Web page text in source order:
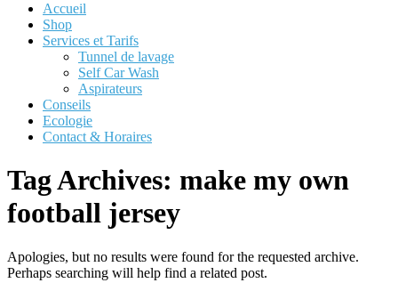
Accueil
Shop
Services et Tarifs
Tunnel de lavage
Self Car Wash
Aspirateurs
Conseils
Ecologie
Contact & Horaires
Tag Archives: make my own
football jersey
Apologies, but no results were found for the requested archive.
Perhaps searching will help find a related post.